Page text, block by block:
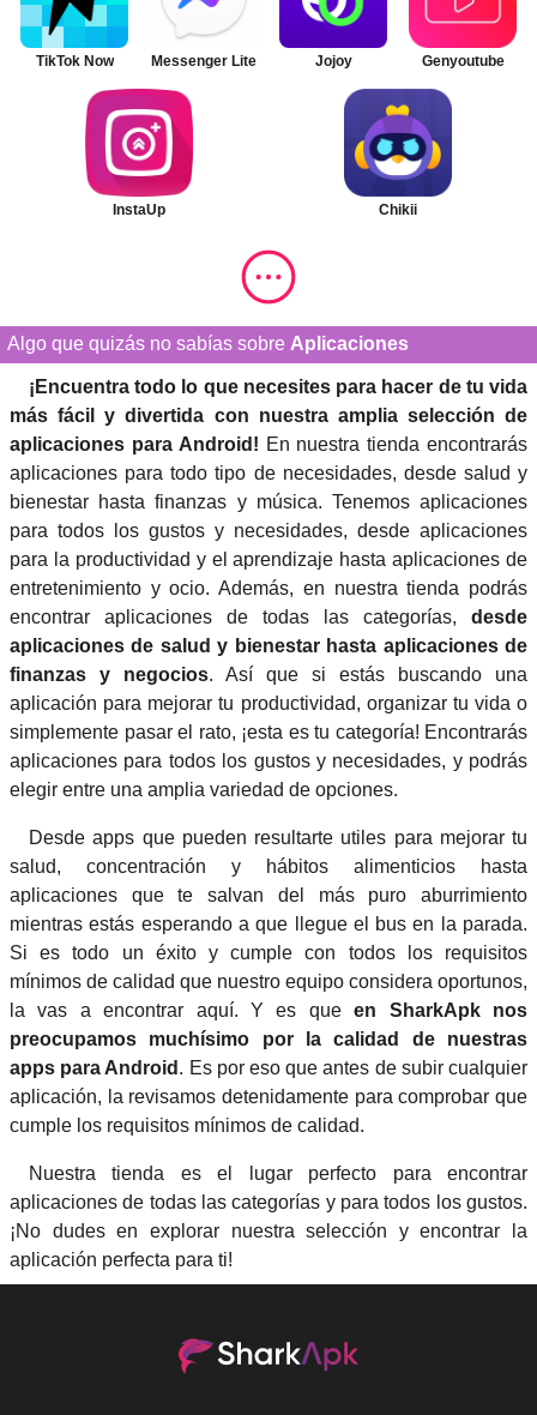
TikTok Now Messenger Lite Jojoy Genyoutube
InstaUp Chikii
Algo que quizás no sabías sobre Aplicaciones
¡Encuentra todo lo que necesites para hacer de tu vida
más fácil y divertida con nuestra amplia selección de
aplicaciones para Android! En nuestra tienda encontrarás
aplicaciones para todo tipo de necesidades, desde salud y
bienestar hasta finanzas y música. Tenemos aplicaciones
para todos los gustos y necesidades, desde aplicaciones
para la productividad y el aprendizaje hasta aplicaciones de
entretenimiento y ocio. Además, en nuestra tienda podrás
encontrar aplicaciones de todas las categorías, desde
aplicaciones de salud y bienestar hasta aplicaciones de
finanzas y negocios. Así que si estás buscando una
aplicación para mejorar tu productividad, organizar tu vida o
simplemente pasar el rato, ¡esta es tu categoría! Encontrarás
aplicaciones para todos los gustos y necesidades, y podrás
elegir entre una amplia variedad de opciones.
Desde apps que pueden resultarte utiles para mejorar tu
salud, concentración y hábitos alimenticios hasta
aplicaciones que te salvan del más puro aburrimiento
mientras estás esperando a que llegue el bus en la parada.
Si es todo un éxito y cumple con todos los requisitos
mínimos de calidad que nuestro equipo considera oportunos,
la vas a encontrar aquí. Y es queen SharkApk nos
preocupamos muchísimo por la calidad de nuestras
apps para Android . Es por eso que antes de subir cualquier
aplicación, la revisamos detenidamente para comprobar que
cumple los requisitos mínimos de calidad.
Nuestra tienda es el lugar perfecto para encontrar
aplicaciones de todas las categorías y para todos los gustos.
¡No dudes en explorar nuestra selección y encontrar la
aplicación perfecta para ti!